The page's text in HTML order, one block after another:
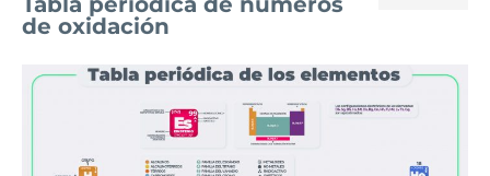
de oxidación